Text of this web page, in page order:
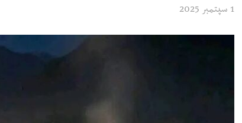
1 سپتمبر 2025